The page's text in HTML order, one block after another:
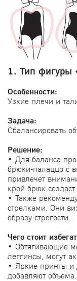
1. Тип фигуры
Особенности:
Узкие плечи и
Задача:
Сбалансировать
Решение:
• Для баланса
брюки-палаццо с
привлечет
крой брюк создаст
• Также
стрелками. Они
образу строгости.
Чего стоит
• Обтягивающие
леггинсы, могут
• Яркие принты и
добавляют объема.